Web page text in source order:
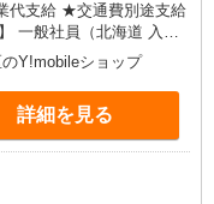
代支給 ★交通費別途支給
200,000円+各種手当 店
） 462万円/月給
支給(規定有) お友達
ブ支給(規定有) ★月2
程有）★ ゜・。○。・゜
Y!mobileショップ
詳細を見る